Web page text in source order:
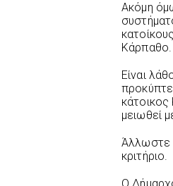
Ακόμη
Κάρπαθο.
Είναι
μειωθεί
Άλλωστε
κριτήριο.